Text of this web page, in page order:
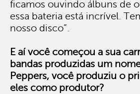
ficamos ouvindo álbuns de
essa bateria está incrível.
nosso disco”.
E aí você começou a sua
bandas produzidas um
Peppers, você produziu o
eles como produtor?